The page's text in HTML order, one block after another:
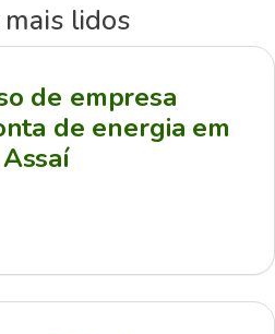
mais lidos
de empresa
de energia em